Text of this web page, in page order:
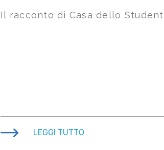
Il racconto di Casa dello
LEGGI TUTTO